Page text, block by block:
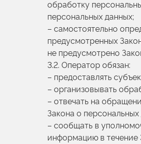
обработку
персональных данных;
– самостоятельно
предусмотренных
не предусмотрено
3.2. Оператор обязан:
– предоставлять
– организовывать
– отвечать на
Закона о персональных
– сообщать в
информацию в течение